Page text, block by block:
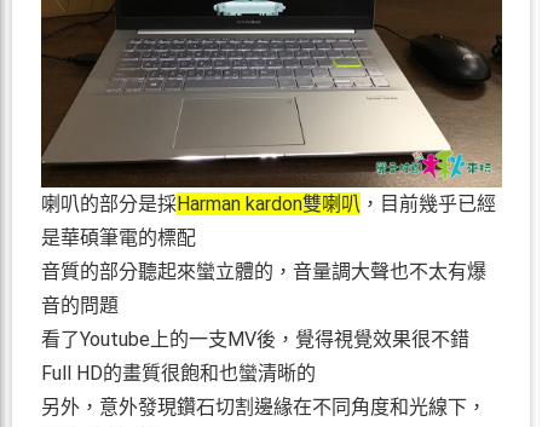
喇叭的部分是採Harman kardon雙喇叭 ，目前幾乎已經
是華碩筆電的標配
音質的部分聽起來蠻立體的，音量調大聲也不太有爆
音的問題
看了Youtube上的一支MV後，覺得視覺效果很不錯
Full HD的畫質很飽和也蠻清晰的
另外，意外發現鑽石切割邊緣在不同角度和光線下，